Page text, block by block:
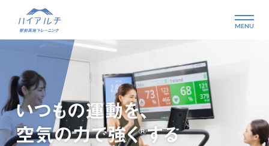
いつもの運動を、
空気の力で強く®する